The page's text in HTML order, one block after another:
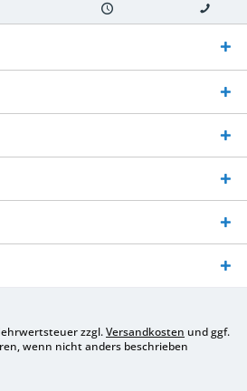
von Versand von So erreichen
Sie uns 0160
970 511 90
zzgl.Versandkosten und ggf.
wenn nicht anders beschrieben